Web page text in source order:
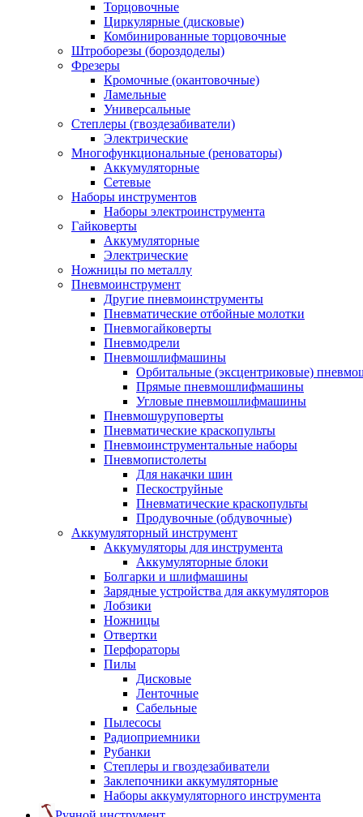
Торцовочные
Циркулярные (дисковые)
Комбинированные торцовочные
Штроборезы (бороздоделы)
Фрезеры
Кромочные (окантовочные)
Ламельные
Универсальные
Степлеры (гвоздезабиватели)
Электрические
Многофункциональные (реноваторы)
Аккумуляторные
Сетевые
Наборы инструментов
Наборы электроинструмента
Гайковерты
Аккумуляторные
Электрические
Ножницы по металлу
Пневмоинструмент
Другие пневмоинструменты
Пневматические отбойные молотки
Пневмогайковерты
Пневмодрели
Пневмошлифмашины
Орбитальные (эксцентриковые)
Прямые пневмошлифмашины
Угловые пневмошлифмашины
Пневмошуруповерты
Пневматические краскопульты
Пневмоинструментальные наборы
Пневмопистолеты
Для накачки шин
Пескоструйные
Пневматические краскопульты
Продувочные (обдувочные)
Аккумуляторный инструмент
Аккумуляторы для инструмента
Аккумуляторные блоки
Болгарки и шлифмашины
Зарядные устройства для аккумуляторов
Лобзики
Ножницы
Отвертки
Перфораторы
Пилы
Дисковые
Ленточные
Сабельные
Пылесосы
Радиоприемники
Рубанки
Степлеры и гвоздезабиватели
Заклепочники аккумуляторные
Наборы аккумуляторного инструмента